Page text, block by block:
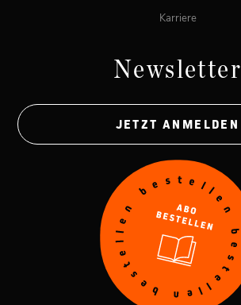
Karriere
Newsletter
JETZT ANMELDEN